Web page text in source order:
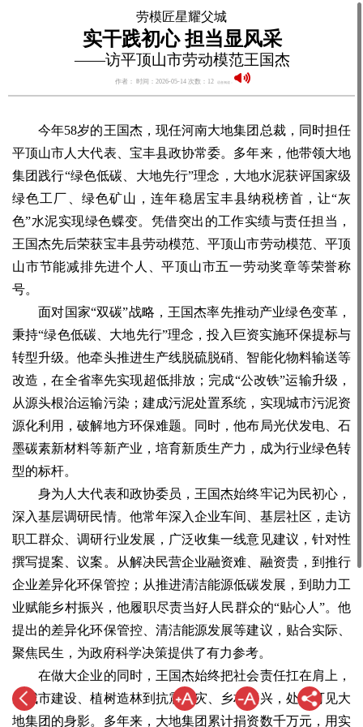
劳模匠星耀父城
实干践初心 担当显风采
——访平顶山市劳动模范王国杰
作者： 时间：2026-05-14 次数：12 语音阅读：
今年58岁的王国杰，现任河南大地集团总裁，同时担任
平顶山市人大代表、宝丰县政协常委。多年来，他带领大地
集团践行“绿色低碳、大地先行”理念，大地水泥获评国家级
绿色工厂、绿色矿山，连年稳居宝丰县纳税榜首，让“灰
色”水泥实现绿色蝶变。凭借突出的工作实绩与责任担当，
王国杰先后荣获宝丰县劳动模范、平顶山市劳动模范、平顶
山市节能减排先进个人、平顶山市五一劳动奖章等荣誉称
号。
面对国家“双碳”战略，王国杰率先推动产业绿色变革，
秉持“绿色低碳、大地先行”理念，投入巨资实施环保提标与
转型升级。他牵头推进生产线脱硫脱硝、智能化物料输送等
改造，在全省率先实现超低排放；完成“公改铁”运输升级，
从源头根治运输污染；建成污泥处置系统，实现城市污泥资
源化利用，破解地方环保难题。同时，他布局光伏发电、石
墨碳素新材料等新产业，培育新质生产力，成为行业绿色转
型的标杆。
身为人大代表和政协委员，王国杰始终牢记为民初心，
深入基层调研民情。他常年深入企业车间、基层社区，走访
职工群众、调研行业发展，广泛收集一线意见建议，针对性
撰写提案、议案。从解决民营企业融资难、融资贵，到推行
企业差异化环保管控；从推进清洁能源低碳发展，到助力工
业赋能乡村振兴，他履职尽责当好人民群众的“贴心人”。他
提出的差异化环保管控、清洁能源发展等建议，贴合实际、
聚焦民生，为政府科学决策提供了有力参考。
在做大企业的同时，王国杰始终把社会责任扛在肩上，
从城市建设、植树造林到抗震救灾、乡村振兴，处处可见大
地集团的身影。多年来，大地集团累计捐资数千万元，用实